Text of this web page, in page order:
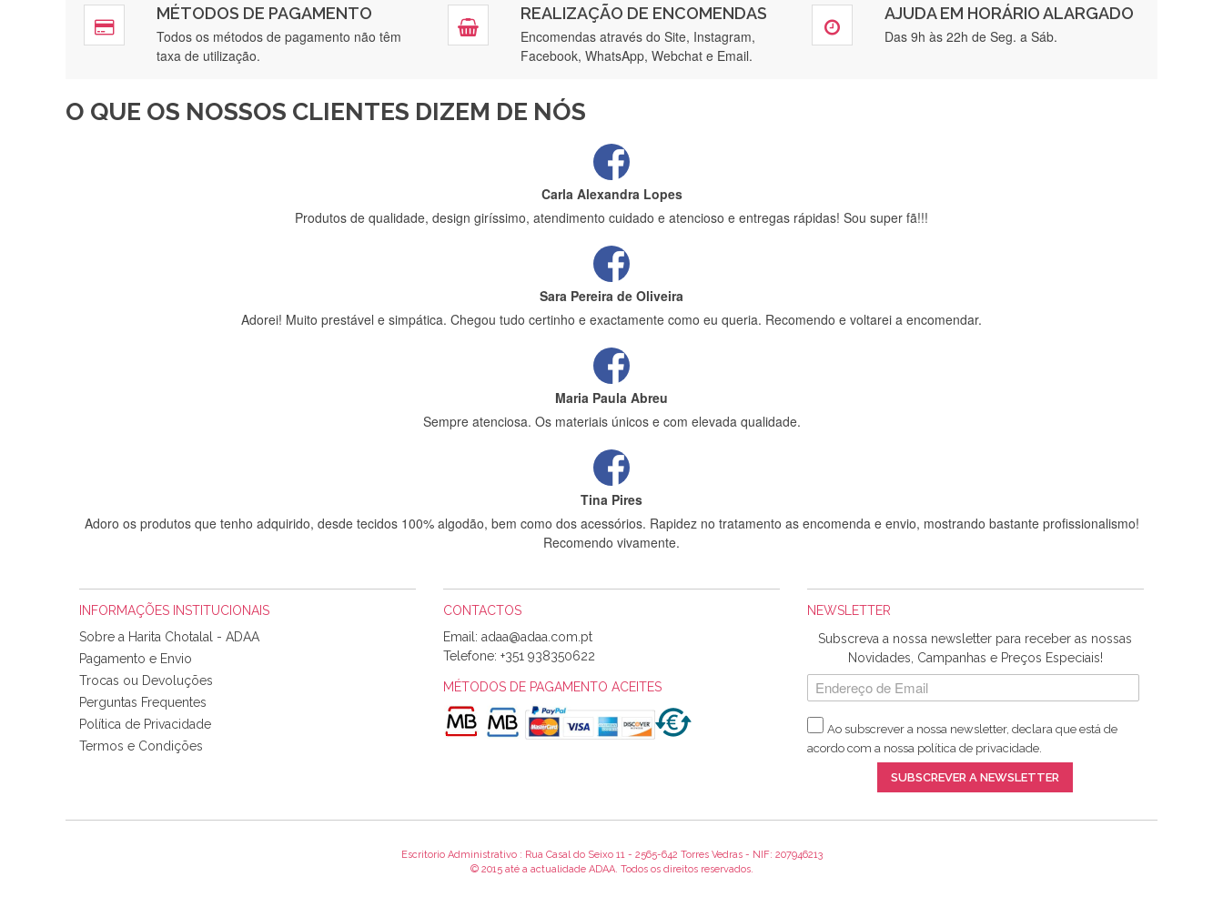
MÉTODOS DE PAGAMENTO
Todos os métodos de pagamento não têm
taxa de utilização.
REALIZAÇÃO DE ENCOMENDAS
Encomendas através do Site, Instagram,
Facebook, WhatsApp, Webchat e Email.
AJUDA EM HORÁRIO ALARGADO
Das 9h às 22h de Seg. a Sáb.
O QUE OS NOSSOS CLIENTES DIZEM DE NÓS
Rápido, atendimento 5*. Hoje chegará a segunda encomenda feita de muitas certamente❤️
Recebi a minha encomenda, rápida entrega e vinha muito bem protegida para o transporte, muito obrigada , serviço 5 estrelas
Carla Alexandra Lopes
Produtos de qualidade, design giríssimo, atendimento cuidado e atencioso e entregas rápidas! Sou super fã!!!
Sara Pereira de Oliveira
Adorei! Muito prestável e simpática. Chegou tudo certinho e exactamente como eu queria. Recomendo e voltarei a encomendar.
Maria Paula Abreu
Sempre atenciosa. Os materiais únicos e com elevada qualidade.
Tina Pires
Adoro os produtos que tenho adquirido, desde tecidos 100% algodão, bem como dos acessórios. Rapidez no tratamento as encomenda e envio, mostrando bastante profissionalismo!
Recomendo vivamente.
Sílvia Maria Bernardino Mestre
Informo que recebi hoje a encomenda, gostei muito dos tecidos.
Rosa Medeiros
Tudo chegou em condições, pois os produtos vieram muito bem acondicionados. Estou plenamente satisfeita com os produtos adquiridos. Relativamente à bolsa, tem um tecido com um
padrão e cores muito bonitas e a execução está perfeitíssima. Futuramente penso voltar a comprar na vossa loja, têm excelentes artigos a um preço muito justo. A expedição da
Alexandra Morais
INFORMAÇÕES INSTITUCIONAIS
Sobre a Harita Chotalal - ADAA
Pagamento e Envio
Trocas ou Devoluções
Perguntas Frequentes
Política de Privacidade
Termos e Condições
CONTACTOS
Email:
Telefone: +351 938350622
MÉTODOS DE PAGAMENTO ACEITES
NEWSLETTER
Subscreva a nossa newsletter para receber as nossas
Novidades, Campanhas e Preços Especiais!
Ao subscrever a nossa newsletter, declara que está de
acordo com a nossa política de privacidade.
SUBSCREVER A NEWSLETTER
Escritorio Administrativo : Rua Casal do Seixo 11 - 2565-642 Torres Vedras - NIF: 207946213
© 2015 até a actualidade ADAA. Todos os direitos reservados.